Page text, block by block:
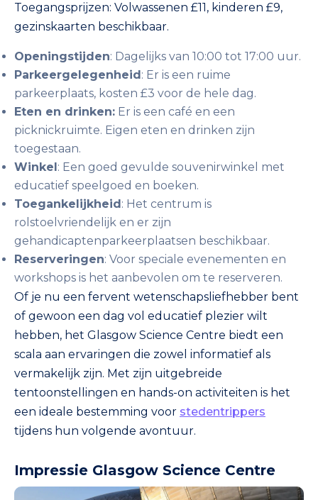
Toegangsprijzen: Volwassenen £11, kinderen £9,
gezinskaarten beschikbaar.
Openingstijden: Dagelijks van 10:00 tot 17:00 uur.
Parkeergelegenheid: Er is een ruime
parkeerplaats, kosten £3 voor de hele dag.
Eten en drinken: Er is een café en een
picknickruimte. Eigen eten en drinken zijn
toegestaan.
Winkel: Een goed gevulde souvenirwinkel met
educatief speelgoed en boeken.
Toegankelijkheid: Het centrum is
rolstoelvriendelijk en er zijn
gehandicaptenparkeerplaatsen beschikbaar.
Reserveringen: Voor speciale evenementen en
workshops is het aanbevolen om te reserveren.
Of je nu een fervent wetenschapsliefhebber bent
of gewoon een dag vol educatief plezier wilt
hebben, het Glasgow Science Centre biedt een
scala aan ervaringen die zowel informatief als
vermakelijk zijn. Met zijn uitgebreide
tentoonstellingen en hands-on activiteiten is het
een ideale bestemming voor stedentrippers
tijdens hun volgende avontuur.
Impressie Glasgow Science Centre